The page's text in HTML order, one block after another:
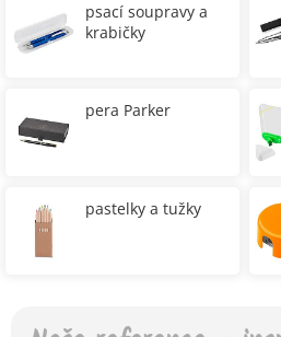
psací soupravy a
krabičky
pera Parker
pastelky a tužky